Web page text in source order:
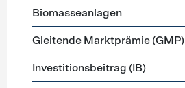
Förderprogramme
Biomasseanlagen
Gleitende Marktprämie (GMP)
Investitionsbeitrag (IB)